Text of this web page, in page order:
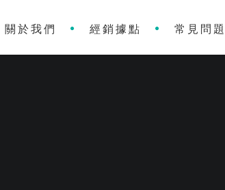
關於我們 經銷據點 常見問題